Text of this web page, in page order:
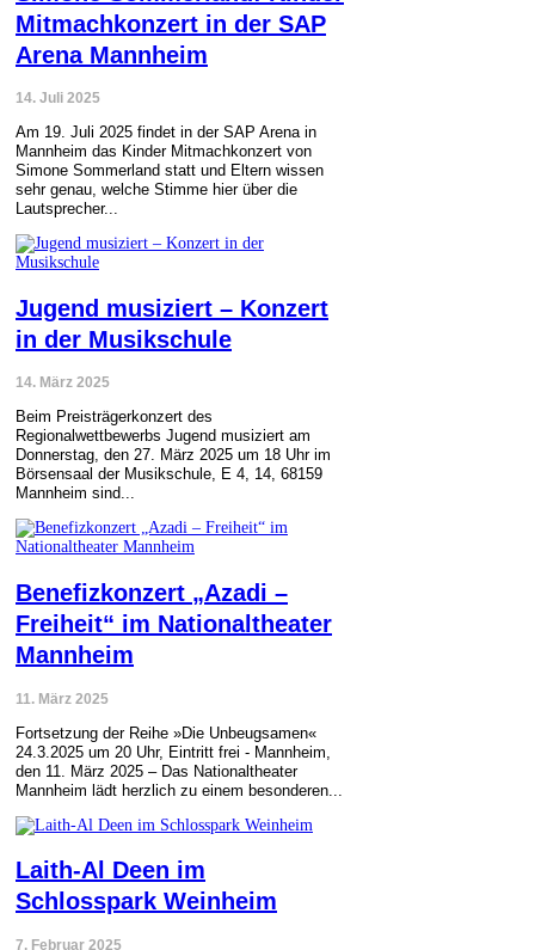
Mitmachkonzert in der SAP
Arena Mannheim
14. Juli 2025
Am 19. Juli 2025 findet in der SAP Arena in
Mannheim das Kinder Mitmachkonzert von
Simone Sommerland statt und Eltern wissen
sehr genau, welche Stimme hier über die
Lautsprecher...
Jugend musiziert – Konzert
in der Musikschule
14. März 2025
Beim Preisträgerkonzert des
Regionalwettbewerbs Jugend musiziert am
Donnerstag, den 27. März 2025 um 18 Uhr im
Börsensaal der Musikschule, E 4, 14, 68159
Mannheim sind...
Benefizkonzert „Azadi –
Freiheit“ im Nationaltheater
Mannheim
11. März 2025
Fortsetzung der Reihe »Die Unbeugsamen«
24.3.2025 um 20 Uhr, Eintritt frei - Mannheim,
den 11. März 2025 – Das Nationaltheater
Mannheim lädt herzlich zu einem besonderen...
Laith-Al Deen im
Schlosspark Weinheim
7. Februar 2025